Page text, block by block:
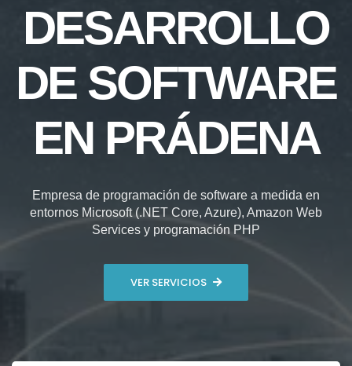
DESARROLLO
DE SOFTWARE
EN PRÁDENA
Empresa de programación de software a medida en
entornos Microsoft (.NET Core, Azure), Amazon Web
Services y programación PHP
VER SERVICIOS